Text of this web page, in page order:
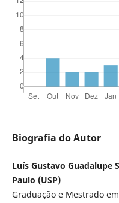
Biografia do Autor
Luís Gustavo Guadalupe
Paulo (USP)
Graduação e Mestrado